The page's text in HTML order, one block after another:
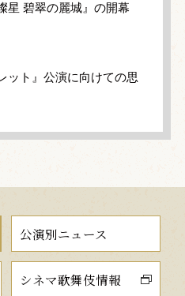
星 碧翠の麗城』の開幕
ット』公演に向けての思
公演別ニュース
シネマ歌舞伎情報